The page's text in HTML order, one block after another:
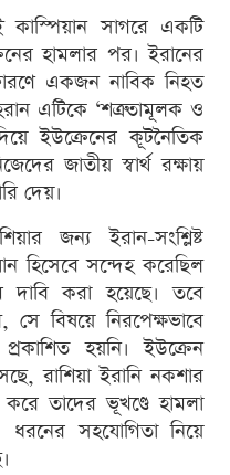
সাগরে একটি
হামলার পর। ইরানের
একজন নাবিক নিহত
এটিকে ‘শত্রুতামূলক ও
ইউক্রেনের কূটনৈতিক
জাতীয় স্বার্থ রক্ষায়
দেয়।
জন্য ইরান-সংশ্লিষ্ট
হিসেবে সন্দেহ করেছিল
দাবি করা হয়েছে। তবে
বিষয়ে নিরপেক্ষভাবে
হয়নি। ইউক্রেন
রাশিয়া ইরানি নকশার
করে তাদের ভূখণ্ডে হামলা
ধরনের সহযোগিতা নিয়ে